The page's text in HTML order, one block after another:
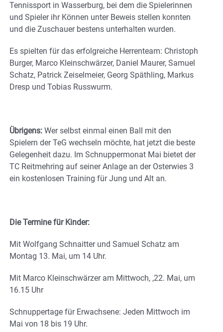
Tennissport in Wasserburg, bei dem die Spielerinnen
und Spieler ihr Können unter Beweis stellen konnten
und die Zuschauer bestens unterhalten wurden.
Es spielten für das erfolgreiche Herrenteam: Christoph
Burger, Marco Kleinschwärzer, Daniel Maurer, Samuel
Schatz, Patrick Zeiselmeier, Georg Späthling, Markus
Dresp und Tobias Russwurm.
Übrigens: Wer selbst einmal einen Ball mit den
Spielern der TeG wechseln möchte, hat jetzt die beste
Gelegenheit dazu. Im Schnuppermonat Mai bietet der
TC Reitmehring auf seiner Anlage an der Osterwies 3
ein kostenlosen Training für Jung und Alt an.
Die Termine für Kinder:
Mit Wolfgang Schnaitter und Samuel Schatz am
Montag 13. Mai, um 14 Uhr.
Mit Marco Kleinschwärzer am Mittwoch, ,22. Mai, um
16.15 Uhr
Schnuppertage für Erwachsene: Jeden Mittwoch im
Mai von 18 bis 19 Uhr.